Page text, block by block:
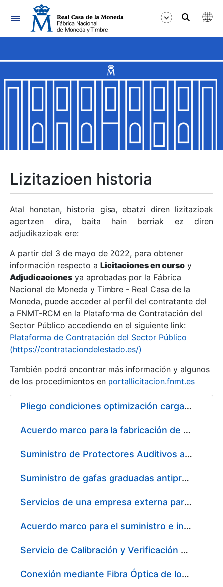
Nabigazioa
Erakutsi/Ezkutatu
Erakutsi/Ezkutatu
Erakutsi/Ezkutatu
Erakutsi/Ezkutatu
Erakutsi/Ezkutatu
Erakutsi/Ezkutatu
Erakutsi/Ezkutatu
Erakutsi/Ezkutatu
Lizitazioen historia
Atal honetan, historia gisa, ebatzi diren lizitazioak
agertzen dira, baita hain berriak ez diren
adjudikazioak ere:
A partir del 3 de mayo de 2022, para obtener
información respecto a Licitaciones en curso y
Adjudicaciones ya aprobadas por la Fábrica
Nacional de Moneda y Timbre - Real Casa de la
Moneda, puede acceder al perfil del contratante del
a FNMT-RCM en la Plataforma de Contratación del
Sector Público accediendo en el siguiente link:
Plataforma de Contratación del Sector Público
(https://contrataciondelestado.es/)
También podrá encontrar más información y algunos
de los procedimientos en portallicitacion.fnmt.es
Pliego condiciones optimización cargas compras firmado
Acuerdo marco para la fabricación de piezas
Suministro de Protectores Auditivos a medida para las personas trabajadoras de los Centros de Trabajo de Madrid y Burgos
Suministro de gafas graduadas antiproyecciones para los trabajadores de la FNMT-RCM en los centros de trabajo de Madrid y Burgos
Servicios de una empresa externa para el asesoramiento y resolución de los recursos de alzada que se presentan relacionados con procesos de selección para la FNMT-RCM
Acuerdo marco para el suministro e instalación de persianas, estores y otros complementos
Servicio de Calibración y Verificación Externa de los Equipos de Medición del Servicio de Prevención de la FNMT-RCM
Conexión mediante Fibra Óptica de los Centros de Proceso de Datos (CPDs) de las sedes de la FNMT-RCM de Burgos y Madrid